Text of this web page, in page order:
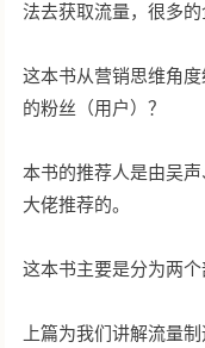
法去获取流量，很多的
这本书从营销思维角
的粉丝（用户）？
本书的推荐人是由吴
大佬推荐的。
这本书主要是分为两个
上篇为我们讲解流量